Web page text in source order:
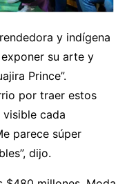
y indígena
su arte y
Prince”.
por traer estos
cada
parece súper
dijo.